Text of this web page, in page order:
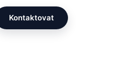
Kontaktovat